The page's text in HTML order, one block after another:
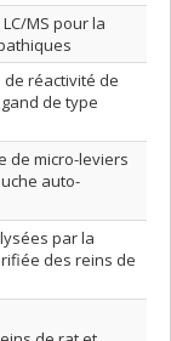
MS pour la
réactivité de
de type
de micro-leviers
auto-
par la
des reins de